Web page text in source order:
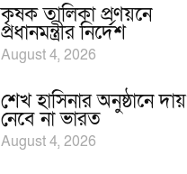
কৃষক তালিকা প্রণয়নে
প্রধানমন্ত্রীর নির্দেশ
August 4, 2026
শেখ হাসিনার অনুষ্ঠানে দায়
নেবে না ভারত
August 4, 2026